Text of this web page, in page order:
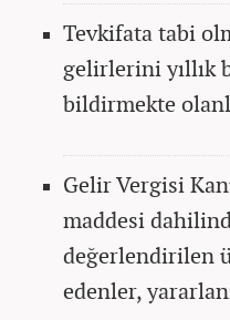
Tevkifata tabi
gelirlerini yıllık
bildirmekte
Gelir Vergisi
maddesi
değerlendirilen
edenler,